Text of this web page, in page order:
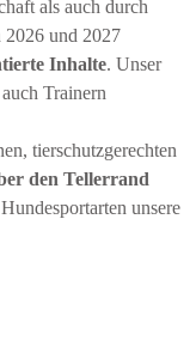
2026 und 2027
Inhalte. Unser
Trainern
tierschutzgerechten
den Tellerrand
unsere